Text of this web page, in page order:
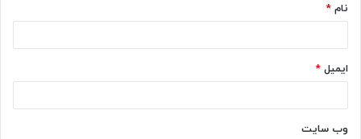
نام *
ایمیل *
وب‌ سایت